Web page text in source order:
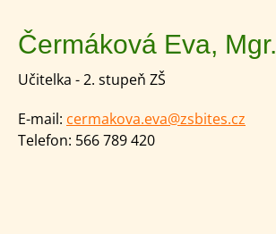
Čermáková Eva, Mgr.
Učitelka - 2. stupeň ZŠ
E-mail: cermakova.eva@zsbites.cz
Telefon: 566 789 420